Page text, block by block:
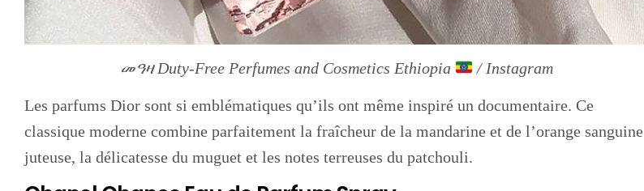
መዓዛ Duty-Free Perfumes and Cosmetics Ethiopia / Instagram
Les parfums Dior sont si emblématiques qu’ils ont même inspiré un documentaire. Ce
classique moderne combine parfaitement la fraîcheur de la mandarine et de l’orange sanguine
juteuse, la délicatesse du muguet et les notes terreuses du patchouli.